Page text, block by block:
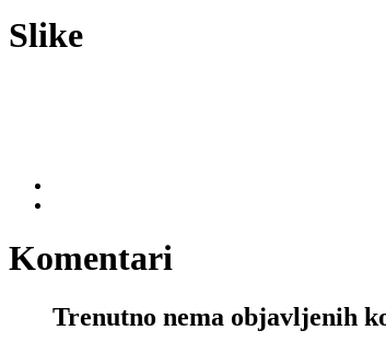
Slike
Komentari
Trenutno nema objavljenih